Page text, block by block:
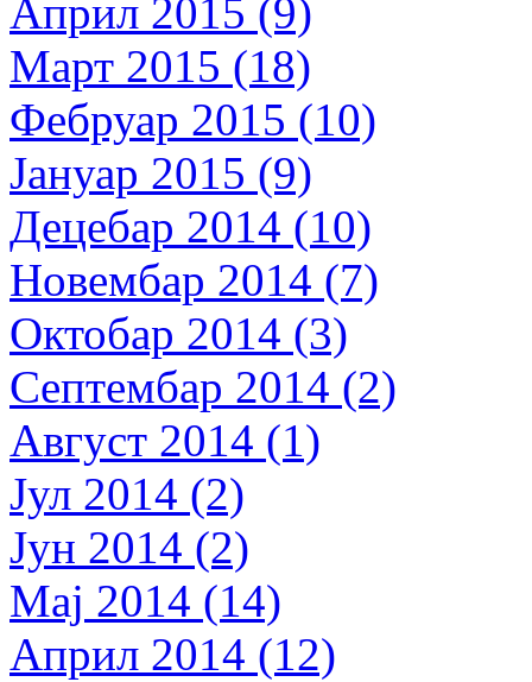
Април 2015 (9)
Март 2015 (18)
Фебруар 2015 (10)
Јануар 2015 (9)
Децебар 2014 (10)
Новембар 2014 (7)
Октобар 2014 (3)
Септембар 2014 (2)
Август 2014 (1)
Јул 2014 (2)
Јун 2014 (2)
Мај 2014 (14)
Април 2014 (12)